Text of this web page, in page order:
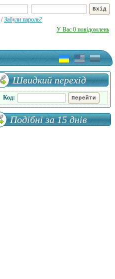
/Забули пароль?
У Вас 0 повідомлень
Швидкий перехід
Код:
Подібні за 15 днів